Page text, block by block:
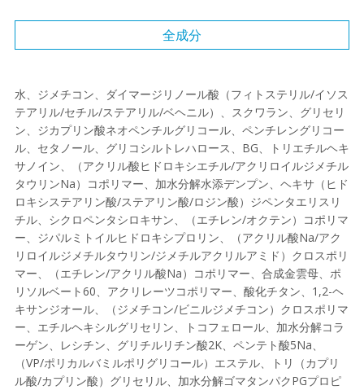
全成分
水、ジメチコン、ダイマージリノール酸（フィトステリル/イソス
テアリル/セチル/ステアリル/ベヘニル）、スクワラン、グリセリ
ン、ジカプリン酸ネオペンチルグリコール、ペンチレングリコー
ル、セタノール、グリコシルトレハロース、BG、トリエチルヘキ
サノイン、（アクリル酸ヒドロキシエチル/アクリロイルジメチル
タウリンNa）コポリマー、加水分解水添デンプン、ヘキサ（ヒド
ロキシステアリン酸/ステアリン酸/ロジン酸）ジペンタエリスリ
チル、シクロペンタシロキサン、（エチレン/オクテン）コポリマ
ー、ジパルミトイルヒドロキシプロリン、（アクリル酸Na/アク
リロイルジメチルタウリン/ジメチルアクリルアミド）クロスポリ
マー、（エチレン/アクリル酸Na）コポリマー、合成金雲母、ポ
リソルベート60、アクリレーツコポリマー、酸化チタン、1,2-ヘ
キサンジオール、（ジメチコン/ビニルジメチコン）クロスポリマ
ー、エチルヘキシルグリセリン、トコフェロール、加水分解コラ
ーゲン、レシチン、グリチルリチン酸2K、ペンテト酸5Na、
（VP/ポリカルバミルポリグリコール）エステル、トリ（カプリ
ル酸/カプリン酸）グリセリル、加水分解ゴマタンパクPGプロピ